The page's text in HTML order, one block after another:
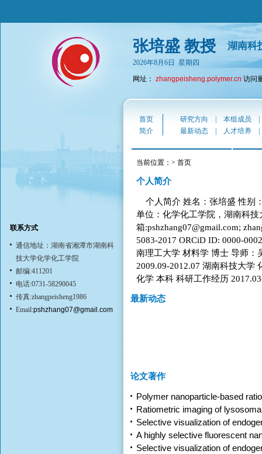
张培盛 教授 湖南科
2026年8月6日 星期四
网址： zhangpeisheng.polymer.cn 访问
联系方式
通信地址：湖南省湘潭市湖南科
技大学化学化工学院
邮编:411201
电话:0731-58290045
传真:zhangpeisheng1986
Email:pshzhang07@gmail.com
首页 研究方向 本组成员
简介
最新动态 人才培养
当前位置：> 首页
个人简介
个人简介 姓名：张培盛 性别
单位：化学化工学院，湖南科技
箱:pshzhang07@gmail.com;
5083-2017 ORCiD ID: 0000-
南理工大学 材料学 博士 导师：
2009.09-2012.07 湖南科技大学
化学 本科 科研工作经历
最新动态
论文著作
Polymer nanoparticle-based
Ratiometric imaging of
Selective visualization of
A highly selective fluorescent
Selective visualization of